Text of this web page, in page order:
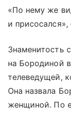
«По нему же
и
Знаменитость
на Бородиной
телеведущей,
Она назвала
женщиной. По